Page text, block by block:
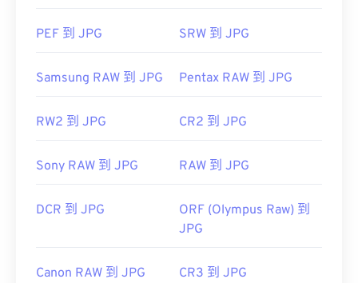
PEF 到 JPG SRW 到 JPG
Samsung RAW 到 JPG Pentax RAW 到 JPG
RW2 到 JPG CR2 到 JPG
Sony RAW 到 JPG RAW 到 JPG
DCR 到 JPG
ORF (Olympus Raw) 到
JPG
Canon RAW 到 JPG CR3 到 JPG